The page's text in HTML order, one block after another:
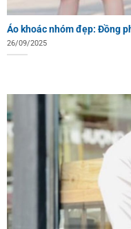
Áo khoác nhóm đẹp: Đồng
26/09/2025